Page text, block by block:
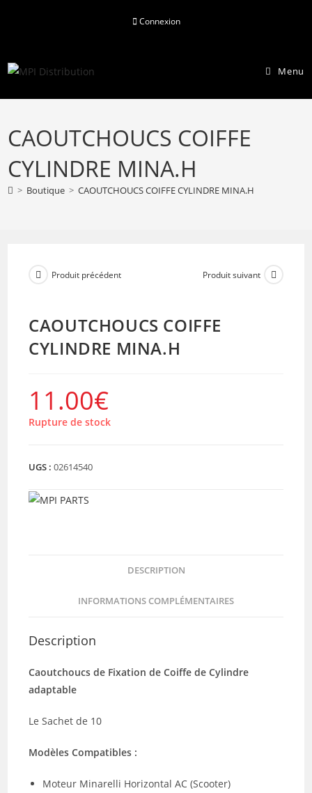
Connexion
Menu
CAOUTCHOUCS COIFFE
CYLINDRE MINA.H
> Boutique > CAOUTCHOUCS COIFFE CYLINDRE MINA.H
Produit précédent Produit suivant
CAOUTCHOUCS COIFFE
CYLINDRE MINA.H
11.00€
Rupture de stock
UGS :02614540
DESCRIPTION
INFORMATIONS COMPLÉMENTAIRES
Description
Caoutchoucs de Fixation de Coiffe de Cylindre
adaptable
Le Sachet de 10
Modèles Compatibles :
Moteur Minarelli Horizontal AC (Scooter)